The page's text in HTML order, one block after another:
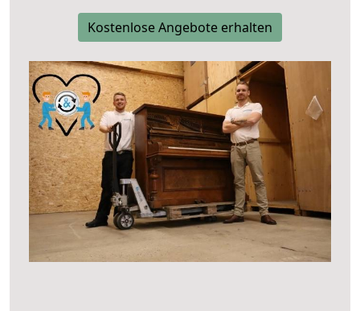
Kostenlose Angebote erhalten